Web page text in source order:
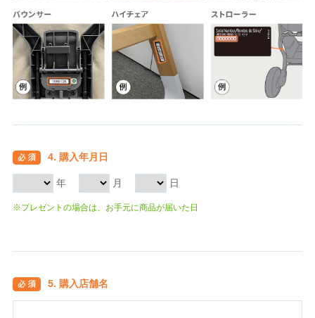
4. 購入年月日
年 月 日
※プレゼントの場合は、お手元に商品が届いた日
5. 購入店舗名